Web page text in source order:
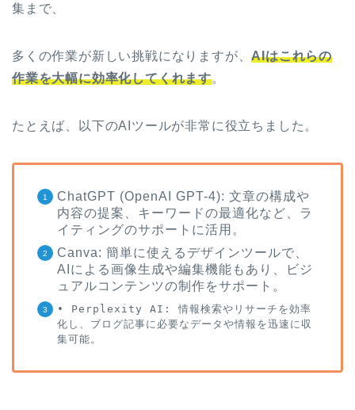
集まで、
多くの作業が新しい挑戦になりますが、AIはこれらの
作業を大幅に効率化してくれます。
たとえば、以下のAIツールが非常に役立ちました。
ChatGPT (OpenAI GPT-4): 文章の構成や
内容の提案、キーワードの最適化など、ラ
イティングのサポートに活用。
Canva: 簡単に使えるデザインツールで、
AIによる画像生成や編集機能もあり、ビジ
ュアルコンテンツの制作をサポート。
• Perplexity AI: 情報検索やリサーチを効率
化し、ブログ記事に必要なデータや情報を迅速に収
集可能。